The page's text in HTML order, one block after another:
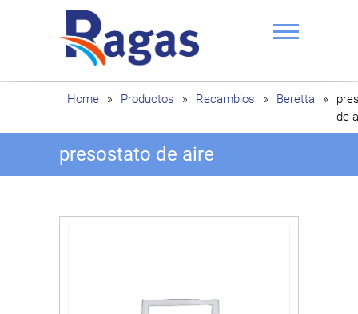
Ragas
Home » Productos » Recambios » Beretta »
de
presostato de aire